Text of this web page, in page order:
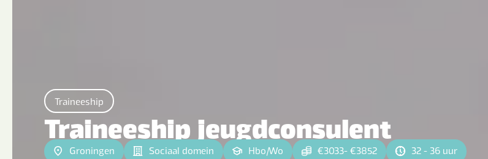
Traineeship
Traineeship jeugdconsulent
Groningen Sociaal domein Hbo|Wo €3033- €3852 32 - 36 uur